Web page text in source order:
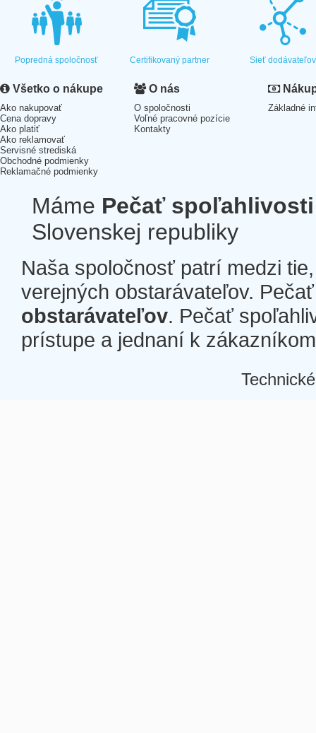
Popredná spoločnosť Certifikovaný partner Sieť dodávateľov
Všetko o nákupe
Ako nakupovať
Cena dopravy
Ako platiť
Ako reklamovať
Servisné strediská
Obchodné podmienky
Reklamačné podmienky
O nás
O spoločnosti
Voľné pracovné pozície
Kontakty
Základné
Máme Pečať spoľahlivosti
Slovenskej republiky
Naša spoločnosť patrí medzi
verejných obstarávateľov.
obstarávateľov. Pečať
prístupe a jednaní k